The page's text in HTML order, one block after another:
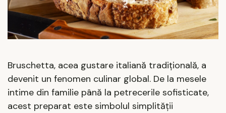
Bruschetta, acea gustare italiană tradițională, a
devenit un fenomen culinar global. De la mesele
intime din familie până la petrecerile sofisticate,
acest preparat este simbolul simplității